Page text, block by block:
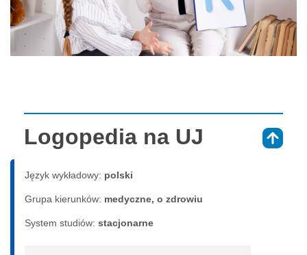
Logopedia na UJ
Język wykładowy: polski
Grupa kierunków: medyczne, o zdrowiu
System studiów: sta­cjo­nar­ne